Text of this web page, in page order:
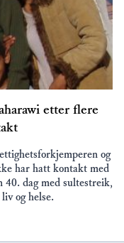
etter flere
og
har hatt kontakt med
40. dag med sultestreik,
og helse.